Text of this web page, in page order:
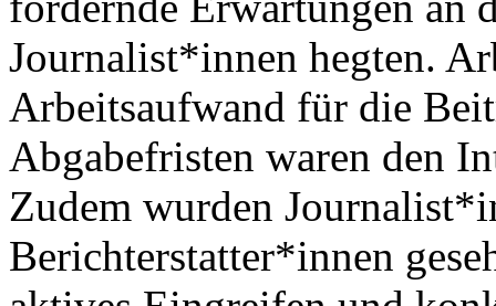
Journalist*innen hegten.
Arbeitsaufwand für die
Abgabefristen waren den
Zudem wurden
Berichterstatter*innen